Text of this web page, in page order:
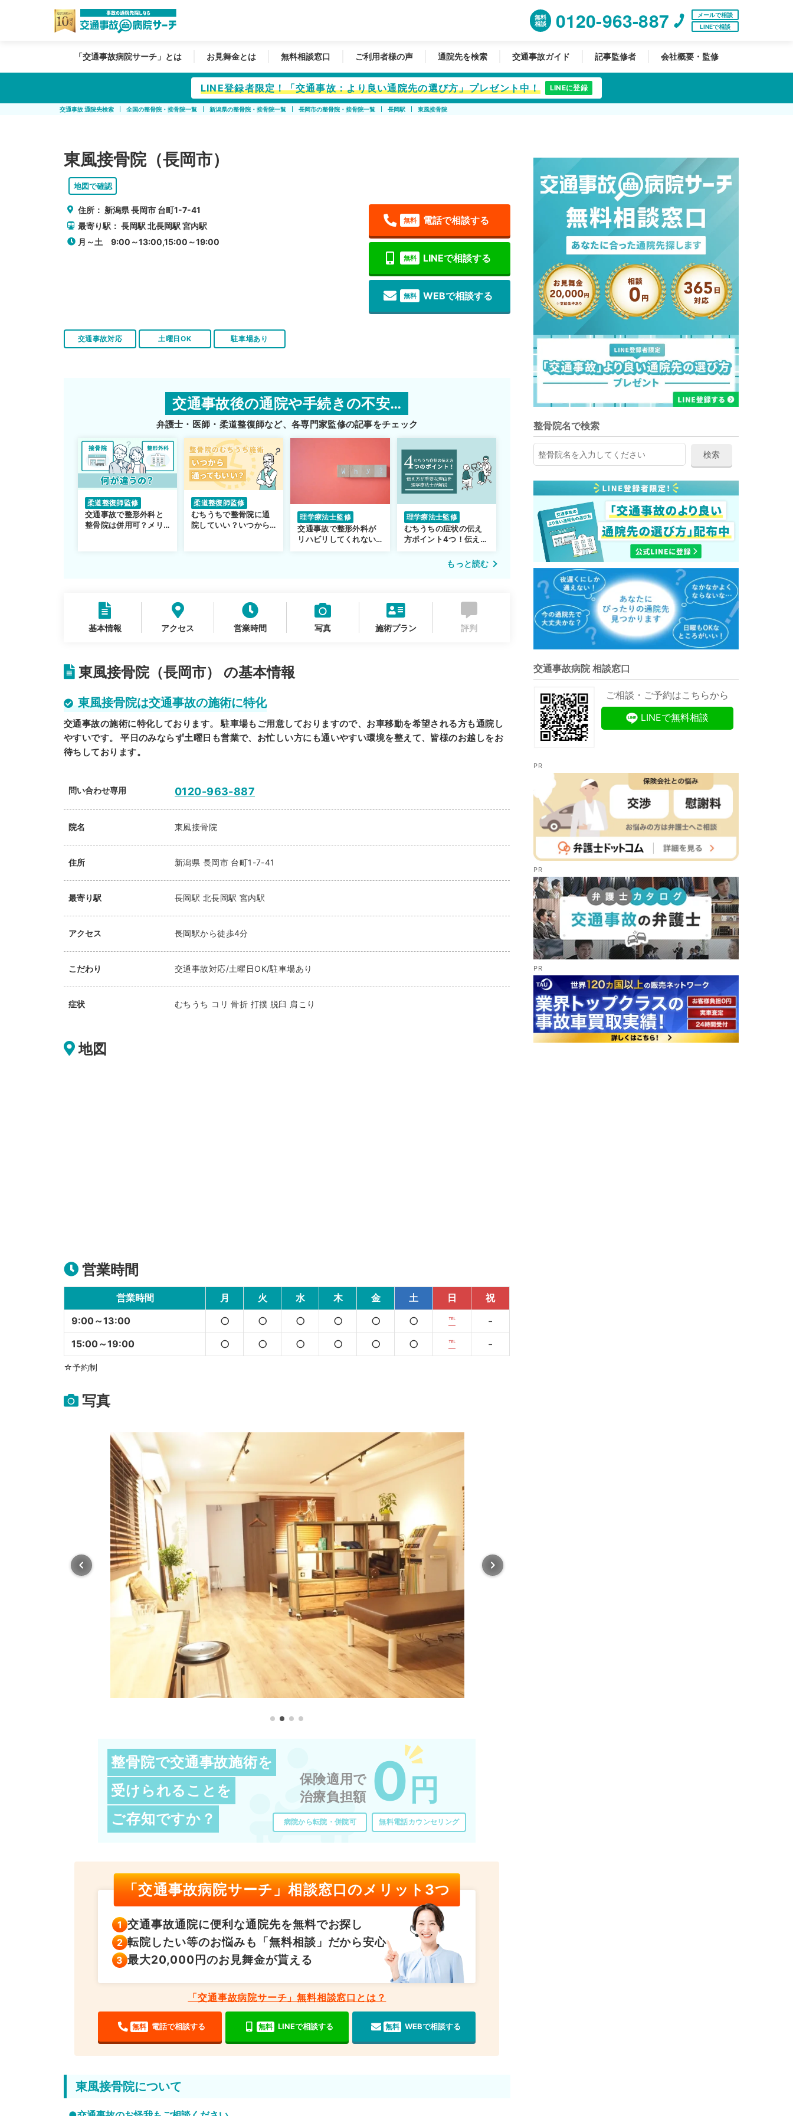
無料
相談
0120-963-887
メールで相談
LINEで相談
「交通事故病院サーチ」とは お見舞金とは 無料相談窓口 ご利用者様の声 通院先を検索 交通事故ガイド 記事監修者 会社概要・監修
LINE登録者限定！「交通事故：より良い通院先の選び方」プレゼント中！ LINEに登録
交通事故 通院先検索 全国の整骨院・接骨院一覧 新潟県の整骨院・接骨院一覧 長岡市の整骨院・接骨院一覧 長岡駅 東風接骨院
東風接骨院（長岡市）
地図で確認
住所： 新潟県長岡市 台町1-7-41
最寄り駅： 長岡駅 北長岡駅 宮内駅
月～土 9:00～13:00,15:00～19:00
無料 電話で相談する
無料 LINEで相談する
無料 WEBで相談する
交通事故対応 土曜日OK 駐車場あり
交通事故後の通院や手続きの不安…
弁護士・医師・柔道整復師など、各専門家監修の記事をチェック
柔道整復師監修
交通事故で整形外科と
整骨院は併用可？メリ
柔道整復師監修
むちうちで整骨院に通
院していい？いつから
理学療法士監修
交通事故で整形外科が
リハビリしてくれない…
転院するべき？
理学療法士監修
むちうちの症状の伝え
方ポイント4つ！伝え方
が重要な理由も解説
もっと読む
基本情報 アクセス 営業時間 写真 施術プラン 評判
東風接骨院（長岡市） の基本情報
東風接骨院は交通事故の施術に特化
交通事故の施術に特化しております。 駐車場もご用意しておりますので、お車移動を希望される方も通院し
やすいです。 平日のみならず土曜日も営業で、お忙しい方にも通いやすい環境を整えて、皆様のお越しをお
待ちしております。
問い合わせ専用 0120-963-887
院名 東風接骨院
住所 新潟県 長岡市 台町1-7-41
最寄り駅 長岡駅 北長岡駅 宮内駅
アクセス 長岡駅から徒歩4分
こだわり 交通事故対応/土曜日OK/駐車場あり
症状 むちうち コリ 骨折 打撲 脱臼 肩こり
地図
営業時間
営業時間 月 火 水 木 金 土 日
祝
9:00～13:00
○ ○ ○ ○ ○ ○ ℡ -
15:00～19:00 ○ ○ ○ ○ ○ ○ ℡ -
☆予約制
写真
整骨院で交通事故施術を
受けられることを
ご存知ですか？
保険適用で
治療負担額 0 円
病院から転院・併院可 無料電話カウンセリング
「交通事故病院サーチ」相談窓口のメリット3つ
交通事故通院に便利な通院先を無料でお探し
転院したい等のお悩みも
「無料相談」だから安心
最大20,000円のお見舞金が貰える
「交通事故病院サーチ」無料相談窓口とは？
無料 電話で相談する 無料 LINEで相談する 無料 WEBで相談する
東風接骨院について
整骨院名で検索
交通事故病院 相談窓口
ご相談・ご予約はこちらから
LINEで無料相談